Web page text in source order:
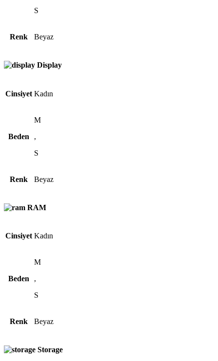
S
Renk Beyaz
Display
Cinsiyet Kadın
Beden
M
,
S
Renk Beyaz
RAM
Cinsiyet Kadın
Beden
M
,
S
Renk Beyaz
Storage